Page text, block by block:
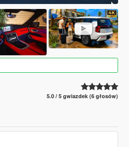
5.0 / 5 gwiazdek (6 głosów)